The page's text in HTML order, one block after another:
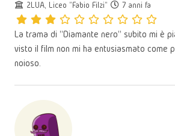
2LUA, Liceo "Fabio Filzi" 7 anni fa
La trama di "Diamante nero" subito mi è
visto il film non mi ha entusiasmato come
noioso.